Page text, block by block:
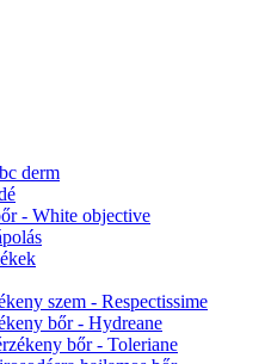
derm
- White objective
szem - Respectissime
bőr - Hydreane
bőr - Toleriane